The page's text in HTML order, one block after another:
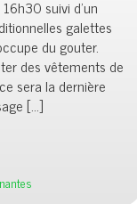
suivi d’un
galettes
du gouter.
des vêtements de
sera la dernière
[…]